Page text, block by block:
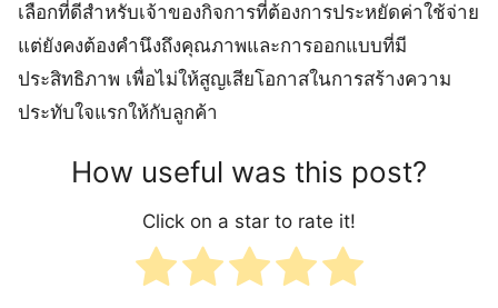
เลือกที่ดีสำหรับเจ้าของกิจการที่ต้องการประหยัดค่าใช้จ่าย
แต่ยังคงต้องคำนึงถึงคุณภาพและการออกแบบที่มี
ประสิทธิภาพ เพื่อไม่ให้สูญเสียโอกาสในการสร้างความ
ประทับใจแรกให้กับลูกค้า
How useful was this post?
Click on a star to rate it!